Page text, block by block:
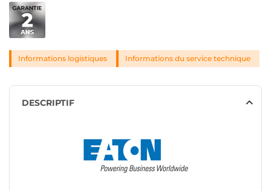
Informations logistiques Informations du service technique
DESCRIPTIF